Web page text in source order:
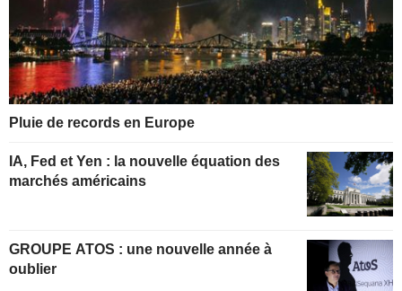
Pluie de records en Europe
IA, Fed et Yen : la nouvelle équation des
marchés américains
GROUPE ATOS : une nouvelle année à
oublier